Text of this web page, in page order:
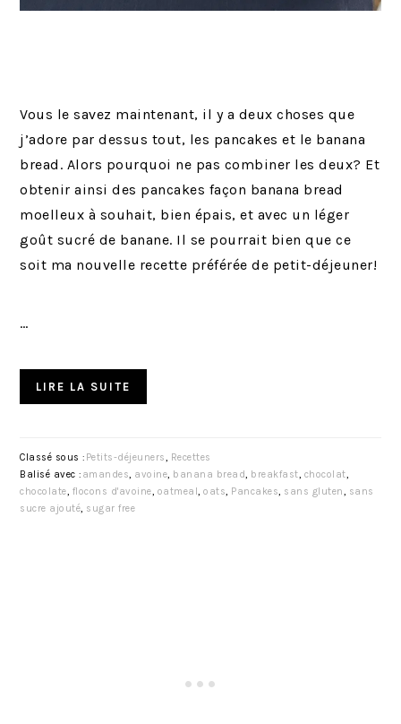
Vous le savez maintenant, il y a deux choses que
j’adore par dessus tout, les pancakes et le banana
bread. Alors pourquoi ne pas combiner les deux? Et
obtenir ainsi des pancakes façon banana bread
moelleux à souhait, bien épais, et avec un léger
goût sucré de banane. Il se pourrait bien que ce
soit ma nouvelle recette préférée de petit-déjeuner!
…
LIRE LA SUITE
Classé sous : Petits-déjeuners
Recettes
Balisé avec : amandes avoine banana bread breakfast chocolat
chocolate flocons d'avoine oatmeal ,oats Pancakes sans gluten
sans
sucre ajouté sugar free